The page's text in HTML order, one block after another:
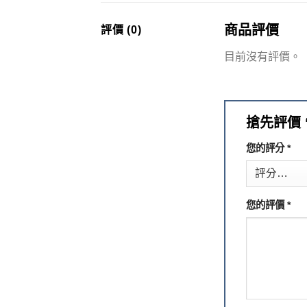
評價 (0) 商品評價
目前沒有評價。
搶先評價
您的評分*
您的評價 *